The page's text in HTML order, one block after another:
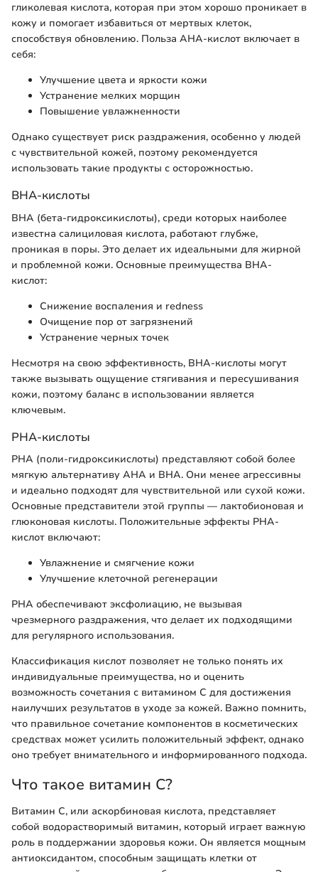
гликолевая кислота, которая при этом хорошо проникает в
кожу и помогает избавиться от мертвых клеток,
способствуя обновлению. Польза AHA-кислот включает в
себя:
Улучшение цвета и яркости кожи
Устранение мелких морщин
Повышение увлажненности
Однако существует риск раздражения, особенно у людей
с чувствительной кожей, поэтому рекомендуется
использовать такие продукты с осторожностью.
BHA-кислоты
BHA (бета-гидроксикислоты), среди которых наиболее
известна салициловая кислота, работают глубже,
проникая в поры. Это делает их идеальными для жирной
и проблемной кожи. Основные преимущества BHA-
кислот:
Снижение воспаления и redness
Очищение пор от загрязнений
Устранение черных точек
Несмотря на свою эффективность, BHA-кислоты могут
также вызывать ощущение стягивания и пересушивания
кожи, поэтому баланс в использовании является
ключевым.
PHA-кислоты
PHA (поли-гидроксикислоты) представляют собой более
мягкую альтернативу AHA и BHA. Они менее агрессивны
и идеально подходят для чувствительной или сухой кожи.
Основные представители этой группы — лактобионовая и
глюконовая кислоты. Положительные эффекты PHA-
кислот включают:
Увлажнение и смягчение кожи
Улучшение клеточной регенерации
PHA обеспечивают эксфолиацию, не вызывая
чрезмерного раздражения, что делает их подходящими
для регулярного использования.
Классификация кислот позволяет не только понять их
индивидуальные преимущества, но и оценить
возможность сочетания с витамином С для достижения
наилучших результатов в уходе за кожей. Важно помнить,
что правильное сочетание компонентов в косметических
средствах может усилить положительный эффект, однако
оно требует внимательного и информированного подхода.
Что такое витамин С?
Витамин С, или аскорбиновая кислота, представляет
собой водорастворимый витамин, который играет важную
роль в поддержании здоровья кожи. Он является мощным
антиоксидантом, способным защищать клетки от